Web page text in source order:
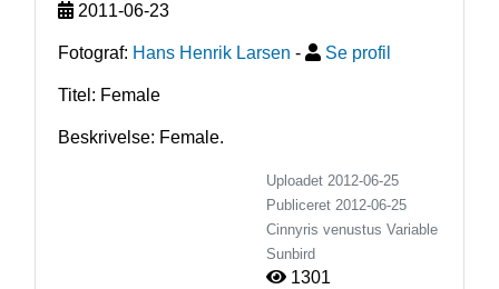
2011-06-23
Fotograf: Hans Henrik Larsen - Se profil
Titel: Female
Beskrivelse: Female.
Uploadet 2012-06-25
Publiceret 2012-06-25
Cinnyris venustus Variable
Sunbird
1301